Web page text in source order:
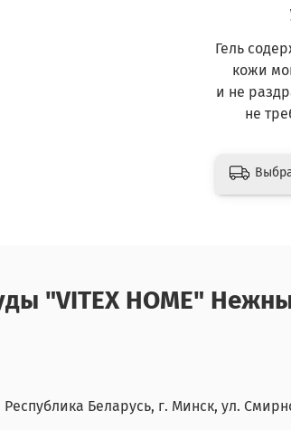
Гель
кожи
и не
не
"VITEX HOME"
Беларусь, г. Минск, ул.